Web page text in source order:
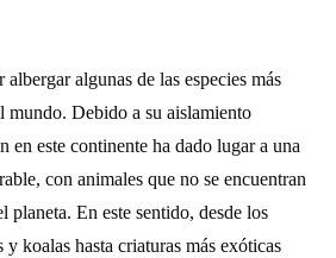
algunas de las especies más
mundo. Debido a su aislamiento
en este continente ha dado lugar a una
con animales que no se encuentran
planeta. En este sentido, desde los
y koalas hasta criaturas más exóticas